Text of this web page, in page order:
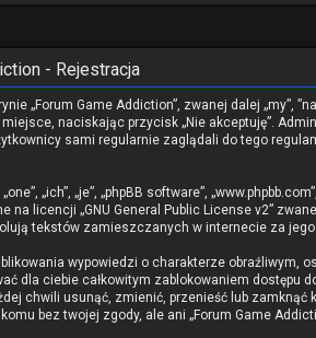
- Rejestracja
„Forum Game Addiction”, zwanej dalej „my”,
naciskając przycisk „Nie akceptuję”.
sami regularnie zaglądali do tego
„ich”, „je”, „phpBB software”,
na licencji „GNU General Public License v2”
tekstów zamieszczanych w internecie za
wypowiedzi o charakterze obraźliwym,
dla ciebie całkowitym zablokowaniem dostępu
chwili usunąć, zmienić, przenieść lub
bez twojej zgody, ale ani „Forum Game